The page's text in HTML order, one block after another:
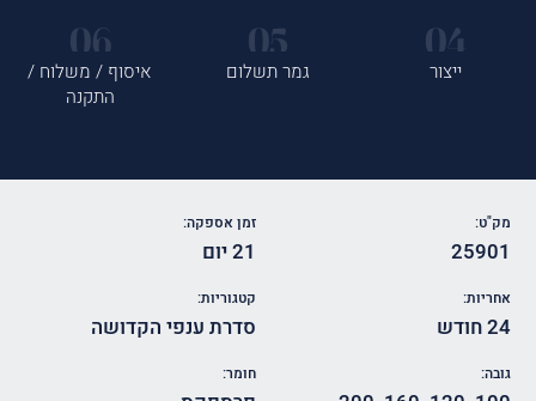
ייצור גמר תשלום
איסוף / משלוח /
התקנה
מק"ט:
25901
זמן אספקה:
21 יום
אחריות:
24 חודש
קטגוריות:
סדרת ענפי הקדושה
גובה: חומר: